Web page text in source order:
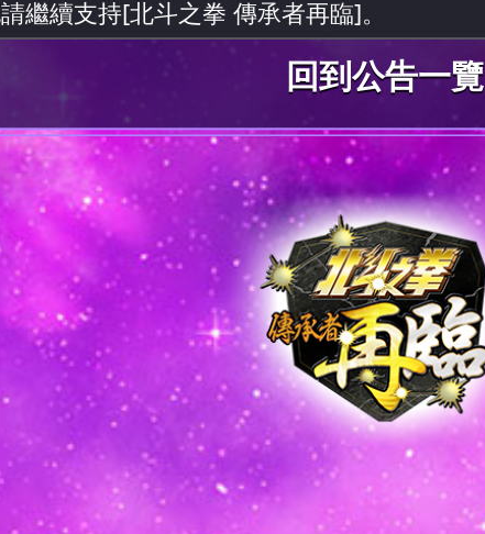
繼續支持[北斗之拳 傳承者再臨]。
回到公告一覽